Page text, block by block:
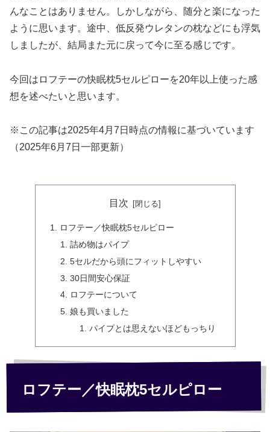
んなことはありません。しかしながら、随分と楽になった
ように思います。途中、低反発ウレタンの枕などにも浮気
しましたが、結局また元に戻って今に至る感じです。
今回はロフテーの快眠枕5セルピローを20年以上使った感
想を述べたいと思います。
※この記事は2025年4月7日時点の情報に基づいています
（2025年6月7日一部更新）
目次
ロフテー／快眠枕5セルピロー
詰め物はパイプ
5セルだから頭にフィットしやすい
30日間安心保証
ロフテーについて
娘も買いました
パイプとは思えないほどもっちり
ロフテー／快眠枕5セルピロー